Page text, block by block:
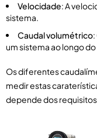
Velocidade: A
sistema.
Caudal volumétrico
um sistema ao longo
Os diferentes
medir estas
depende dos